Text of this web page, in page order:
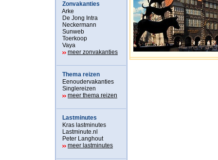
Zonvakanties
Arke
De Jong Intra
Neckermann
Sunweb
Toerkoop
Vaya
meer zonvakanties
Thema reizen
Eenoudervakanties
Singlereizen
meer thema reizen
Lastminutes
Kras lastminutes
Lastminute.nl
Peter Langhout
meer lastminutes